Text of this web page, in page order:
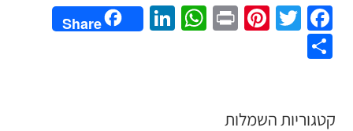
Facebook
Twitter
Pinterest
Print
WhatsApp
LinkedIn
Share
קטגוריות השמלות